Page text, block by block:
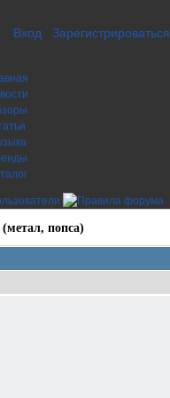
Вход Зарегистрироваться
попса)